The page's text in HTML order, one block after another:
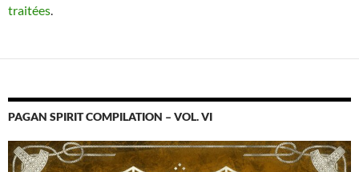
traitées.
PAGAN SPIRIT COMPILATION – VOL. VI